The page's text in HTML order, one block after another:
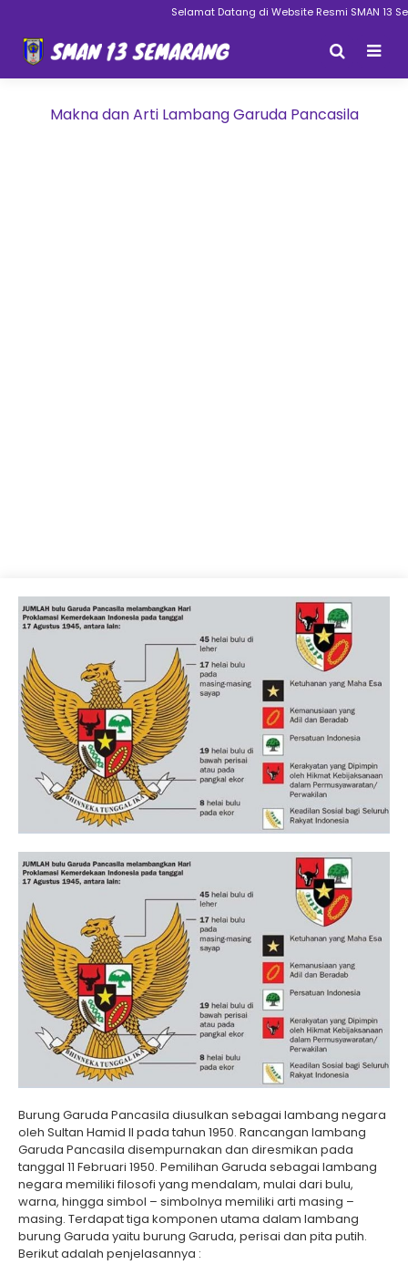
Selamat Datang di Website Resmi SMAN 13
Makna dan Arti Lambang Garuda Pancasila
Burung Garuda Pancasila diusulkan sebagai lambang negara
oleh Sultan Hamid II pada tahun 1950. Rancangan lambang
Garuda Pancasila disempurnakan dan diresmikan pada
tanggal 11 Februari 1950. Pemilihan Garuda sebagai lambang
negara memiliki filosofi yang mendalam, mulai dari bulu,
warna, hingga simbol – simbolnya memiliki arti masing –
masing. Terdapat tiga komponen utama dalam lambang
burung Garuda yaitu burung Garuda, perisai dan pita putih.
Berikut adalah penjelasannya :